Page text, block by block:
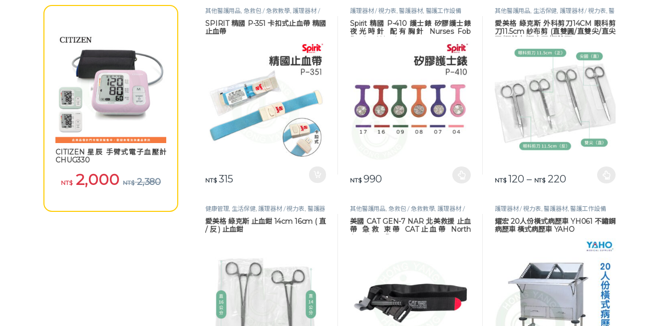
其他醫護用品 急救包 / 急救教學, 護理器材 /
視力表,醫護器材,醫護工作設備
SPIRIT 精國 P-351 卡扣式止血帶 精國
止血帶
NT$315
護理器材 / 視力表 ,醫護器材, 醫護工作設備
Spirit 精國 P-410 護士錶 矽膠護士錶
夜光時針 配有胸針 Nurses Fob
Pocket Watch
NT$990
此產品有多種款式。 可在產品頁面選擇選項
其他醫護用品 生活保健 護理器材 / 視力表 ,醫
護器材,醫護工作設備
愛美格 綠克斯 外科剪刀14CM 眼科剪
刀11.5cm 紗布剪 (直雙圓/直雙尖/直尖
圓/反雙尖/反尖圓/反雙圓)
NT$120 – NT$220價格範圍：NT$ 120
此產品有多種款式。 可在產品頁面選擇選項
健康管理 生活保健, 護理器材 / 視力表 醫護器
材,醫護工作設備
愛美格 綠克斯 止血鉗 14cm 16cm ( 直
/ 反 ) 止血鉗
其他醫護用品 急救包 / 急救教學, 護理器材 /
視力表 ,醫護器材, 醫護工作設備
美國 CAT GEN-7 NAR 北美救援 止血
帶 急救 束帶 CAT止血帶 North
American Rescue
護理器材 / 視力表 ,醫護器材,醫護工作設備
耀宏 20人份橫式病歷車 YH061 不鏽鋼
病歷車 橫式病歷車 YAHO
CITIZEN 星辰 手臂式電子血壓計
CHUG330
NT$2,000 NT$2,380